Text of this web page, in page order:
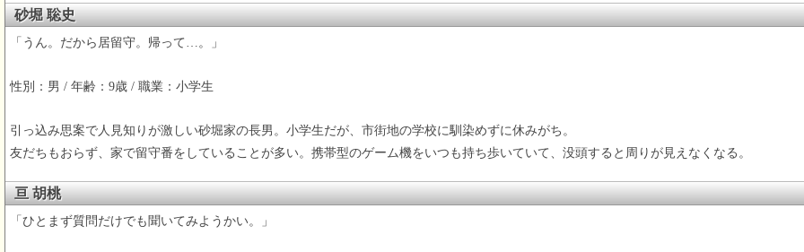
砂堀 聡史
「うん。だから居留守。帰って…。」
性別：男 / 年齢：9歳 / 職業：小学生
引っ込み思案で人見知りが激しい砂堀家の長男。小学生だが、市街地の学校に馴染めずに休みがち。
友だちもおらず、家で留守番をしていることが多い。携帯型のゲーム機をいつも持ち歩いていて、没頭すると周りが見えなくなる。
亘 胡桃
「ひとまず質問だけでも聞いてみようかい。」